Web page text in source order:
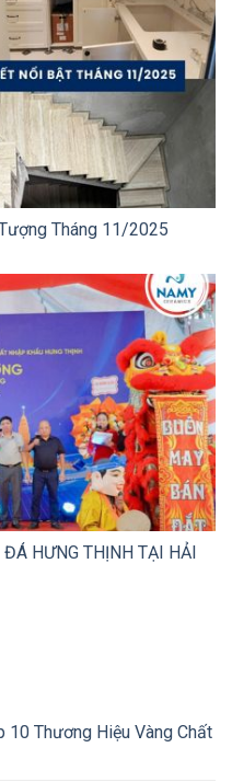
Tháng 11/2025
ĐÁ HƯNG THỊNH TẠI HẢI
10 Thương Hiệu Vàng Chất